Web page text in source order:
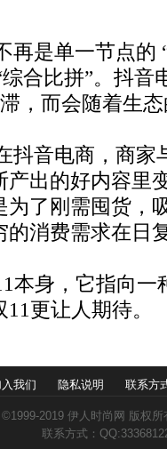
再是单一节点的
合比拼”。抖音
，而会随着生
抖音电商，商家
产出的好内容里
为了刚需囤货，
的消费需求在日
本身，它指向一
更让人期待。
入我们 隐私说明 联系方
©1999-2019 伊人时尚网 版权
联系方式：